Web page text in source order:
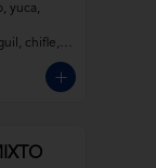
yuca,
chifle,